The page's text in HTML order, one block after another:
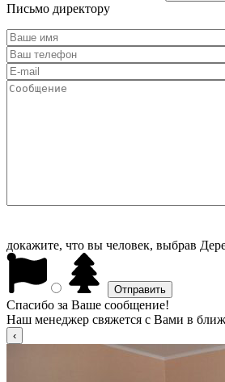
Письмо директору
докажите, что вы человек, выбрав
Спасибо за Ваше сообщение!
Наш менеджер свяжется с Вами в